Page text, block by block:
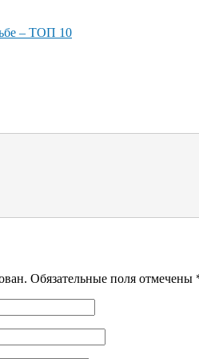
– ТОП 10
Обязательные поля отмечены